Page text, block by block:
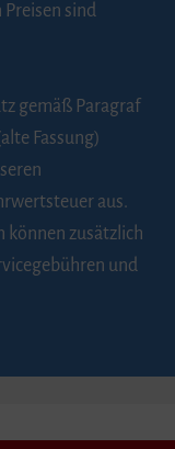
sind
gemäß Paragraf
Fassung)
aus.
können zusätzlich
und